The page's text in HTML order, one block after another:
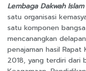
Lembaga Dakwah
satu organisasi
satu komponen
mencanangkan
penajaman hasil Rapat
2018, yang terdiri dari